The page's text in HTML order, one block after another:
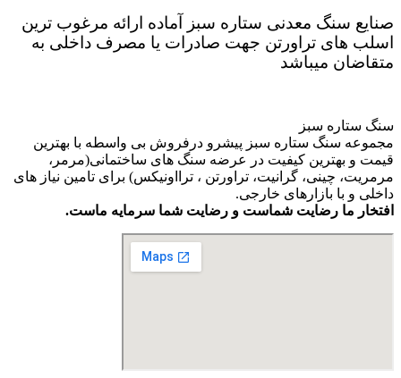
صنایع سنگ معدنی ستاره سبز آماده ارائه مرغوب ترین
اسلب های تراورتن جهت صادرات یا مصرف داخلی به
متقاضان میباشد
سنگ ستاره سبز
مجموعه سنگ ستاره سبز پیشرو درفروش بی واسطه با بهترین
قیمت و بهترین کیفیت در عرضه سنگ های ساختمانی(مرمر،
مرمریت، چینی، گرانیت، تراورتن ، ترااونیکس) برای تامین نیاز های
داخلی و با بازارهای خارجی.
افتخار ما رضایت شماست و رضایت شما سرمایه ماست.